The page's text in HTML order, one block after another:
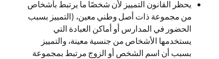
يحظر القانون التمييز لأن شخصًا ما يرتبط بأشخاص
من مجموعة ذات أصل وطني معين، (التمييز بسبب
الحضور في المدارس أو أماكن العبادة التي
يستخدمها الأشخاص من جنسية معينة، والتمييز
بسبب أن اسم الشخص أو الزوج مرتبط بمجموعة